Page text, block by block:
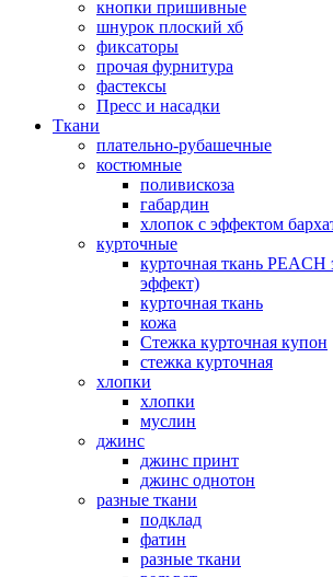
кнопки пришивные
шнурок плоский хб
фиксаторы
прочая фурнитура
фастексы
Пресс и насадки
Ткани
плательно-рубашечные
костюмные
поливискоза
габардин
хлопок с эффектом
курточные
курточная ткань
эффект)
курточная ткань
кожа
Стежка курточная купон
стежка курточная
хлопки
хлопки
муслин
джинс
джинс принт
джинс однотон
разные ткани
подклад
фатин
разные ткани